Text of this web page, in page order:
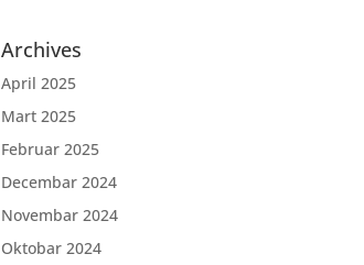
Archives
April 2025
Mart 2025
Februar 2025
Decembar 2024
Novembar 2024
Oktobar 2024